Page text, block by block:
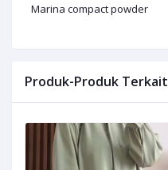
Marina compact powder
Produk-Produk Terkait